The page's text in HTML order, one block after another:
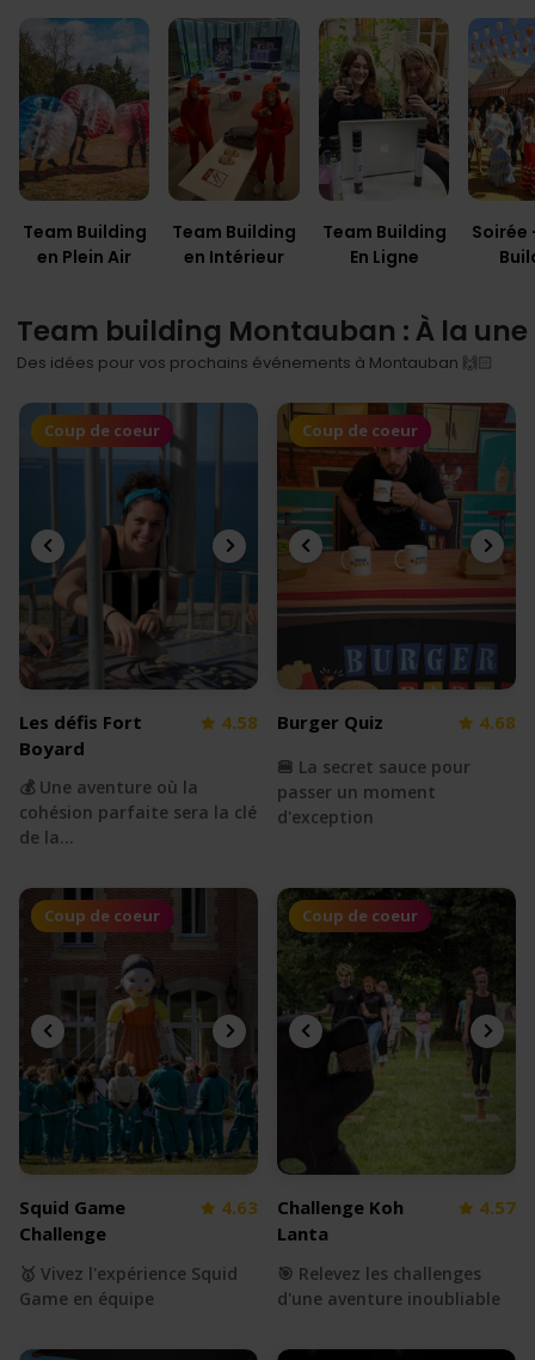
Team Building
en Plein Air
Team Building
en Intérieur
Team Building
En Ligne
Soirée
Team building Montauban : À la une
Des idées pour vos prochains événements à Montauban 🙌🏻
Coup de coeur
Les défis Fort
Boyard
4.58
💰 Une aventure où la
cohésion parfaite sera la clé
de la…
Coup de coeur
Burger Quiz 4.68
🍔 La secret sauce pour
passer un moment
d'exception
Coup de coeur
Squid Game
Challenge
4.63
🥇 Vivez l'expérience Squid
Game en équipe
Coup de coeur
Challenge Koh
Lanta
4.57
🎯 Relevez les challenges
d'une aventure inoubliable